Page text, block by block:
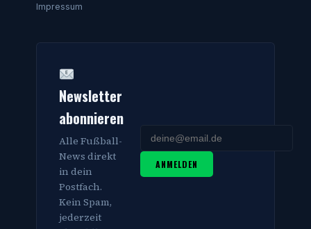
Impressum
Newsletter
abonnieren
Alle Fußball-
News direkt
in dein
Postfach.
Kein Spam,
jederzeit
ANMELDEN